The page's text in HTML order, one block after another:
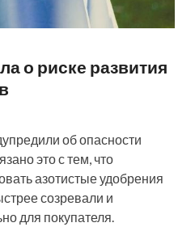
о риске развития
об опасности
это с тем, что
азотистые удобрения
созревали и
для покупателя.